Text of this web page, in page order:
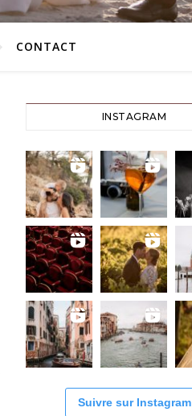
CONTACT
INSTAGRAM
Suivre sur Instagram